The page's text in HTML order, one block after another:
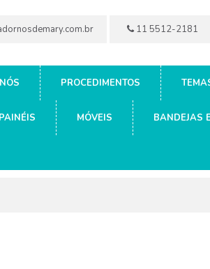
11 5512-2181
PROCEDIMENTOS
PAINÉIS MÓVEIS BANDEJAS